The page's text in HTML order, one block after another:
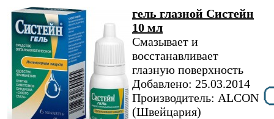
гель глазной Систейн
10 мл
Смазывает и
восстанавливает
глазную поверхность
Добавлено: 25.03.2014
Производитель: ALCON
(Швейцария)